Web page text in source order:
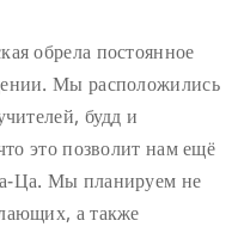
обрела постоянное
Мы расположились
будд и
это позволит нам ещё
Ца. Мы планируем не
а также